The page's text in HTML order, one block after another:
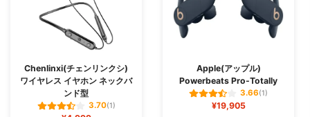
Chenlinxi(チェンリンクシ)
ワイヤレス イヤホン ネックバ
ンド型
3.70(1)
Apple(アップル)
Powerbeats Pro-Totally
3.66(1)
¥19,905